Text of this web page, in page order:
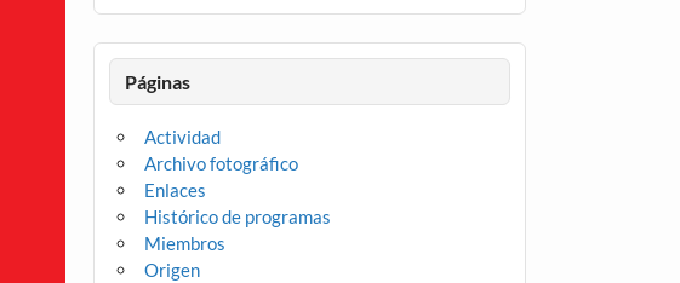
Páginas
Actividad
Archivo fotográfico
Enlaces
Histórico de programas
Miembros
Origen